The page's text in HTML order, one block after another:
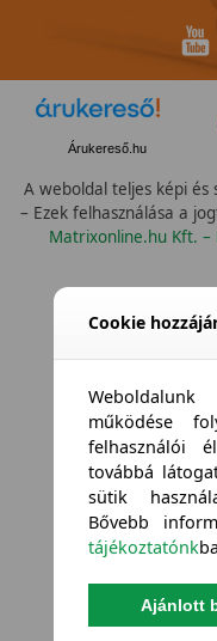
Árukereső.hu
A weboldal teljes képi
– Ezek felhasználása a
Matrixonline.hu Kft. –
Cookie
működése
felhasználói
továbbá
sütik
Bővebb
tájékoztatónk
Ajánlott
Összes vízállóság